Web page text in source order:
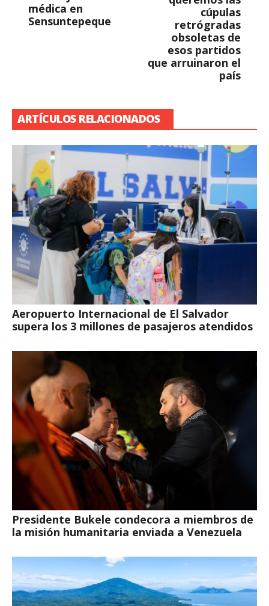
médica en
Sensuntepeque
cúpulas
retrógradas
obsoletas de
esos partidos
que arruinaron el
país
ARTÍCULOS RELACIONADOS
Aeropuerto Internacional de El Salvador
supera los 3 millones de pasajeros atendidos
Presidente Bukele condecora a miembros de
la misión humanitaria enviada a Venezuela